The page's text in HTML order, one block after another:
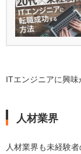
ITエンジニアに興味
人材業界
人材業界も未経験